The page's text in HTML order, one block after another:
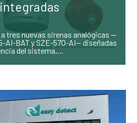
tres nuevas sirenas analógicas —
AI-BAT y SZE-570-AI— diseñadas
del sistema,...